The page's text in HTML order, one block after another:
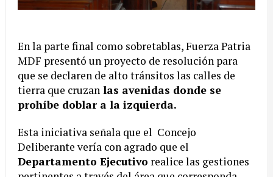
En la parte final como sobretablas, Fuerza Patria
MDF presentó un proyecto de resolución para
que se declaren de alto tránsitos las calles de
tierra que cruzan las avenidas donde se
prohíbe doblar a la izquierda.
Esta iniciativa señala que el Concejo
Deliberante vería con agrado que el
Departamento Ejecutivo realice las gestiones